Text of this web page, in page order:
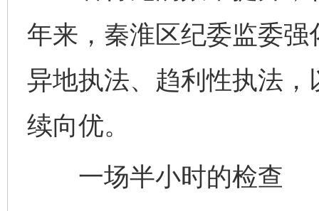
年来，秦淮区纪委监委
异地执法、趋利性执法
续向优。
一场半小时的检查